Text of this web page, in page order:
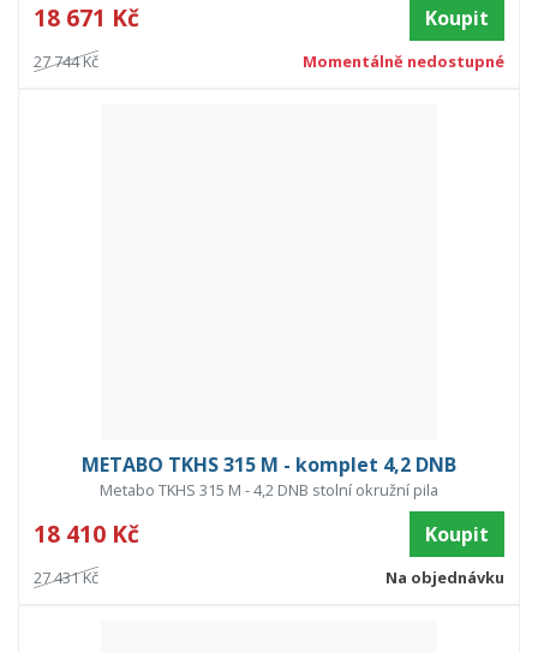
18 671 Kč Koupit
27 744 Kč Momentálně nedostupné
METABO TKHS 315 M - komplet 4,2 DNB
Metabo TKHS 315 M - 4,2 DNB stolní okružní pila
18 410 Kč Koupit
27 431 Kč Na objednávku